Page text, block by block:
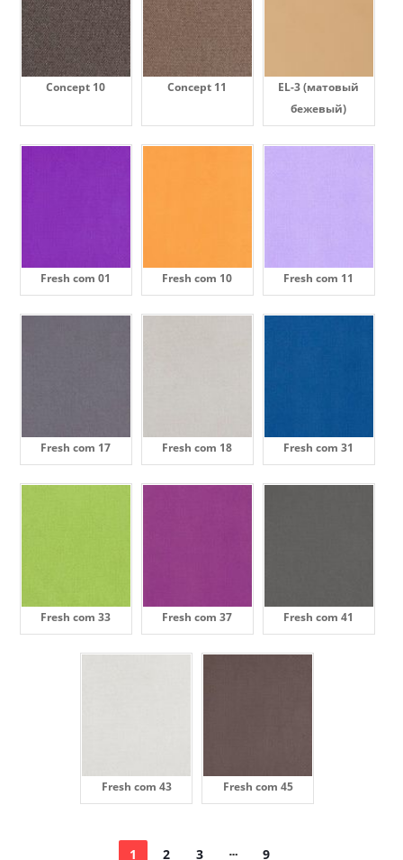
Concept 10 Concept 11
EL-3 (матовый
бежевый)
Fresh com 01 Fresh com 10 Fresh com 11
Fresh com 17 Fresh com 18 Fresh com 31
Fresh com 33 Fresh com 37 Fresh com 41
Fresh com 43 Fresh com 45
1 2 3 9